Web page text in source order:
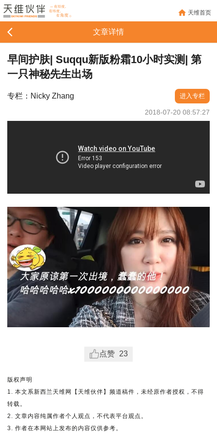
天维首页
文章详情
早间护肤| Suqqu新版粉霜10小时实测| 第
一只神秘先生出场
专栏：Nicky Zhang 进入专栏
2018-07-20 08:57:27
点赞 23
版权声明
1. 本文系新西兰天维网【天维伙伴】频道稿件，未经原作者授权，不得
转载。
2. 文章内容纯属作者个人观点，不代表平台观点。
3. 作者在本网站上发布的内容仅供参考。